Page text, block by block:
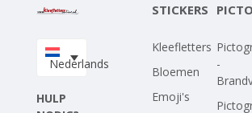
Upload je eigen ontwerp
Nederlands
HULP
STICKERS
Kleefletters
Bloemen
Emoji's
-